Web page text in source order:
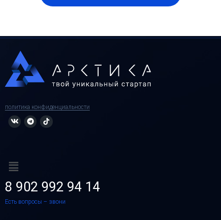
политика конфиденциальности
8 902 992 94 14
Есть вопросы – звони